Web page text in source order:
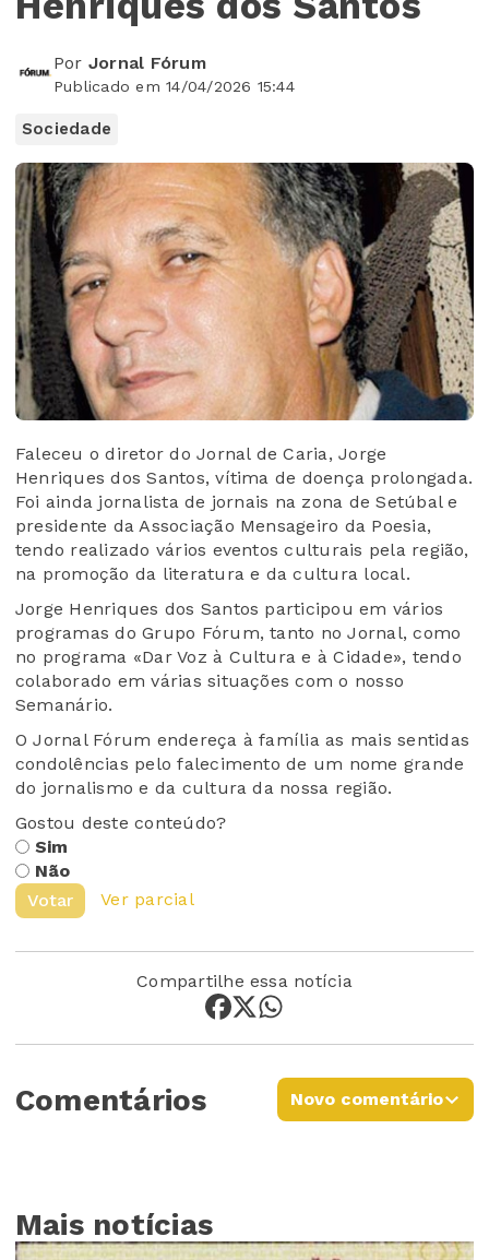
Por Jornal Fórum
Publicado em 14/04/2026 15:44
Sociedade
Faleceu o diretor do Jornal de Caria, Jorge
Henriques dos Santos, vítima de doença prolongada.
Foi ainda jornalista de jornais na zona de Setúbal e
presidente da Associação Mensageiro da Poesia,
tendo realizado vários eventos culturais pela região,
na promoção da literatura e da cultura local.
Jorge Henriques dos Santos participou em vários
programas do Grupo Fórum, tanto no Jornal, como
no programa «Dar Voz à Cultura e à Cidade», tendo
colaborado em várias situações com o nosso
Semanário.
O Jornal Fórum endereça à família as mais sentidas
condolências pelo falecimento de um nome grande
do jornalismo e da cultura da nossa região.
Gostou deste conteúdo?
Sim
Não
Votar
Ver parcial
Compartilhe essa notícia
Comentários Novo comentário
Mais notícias